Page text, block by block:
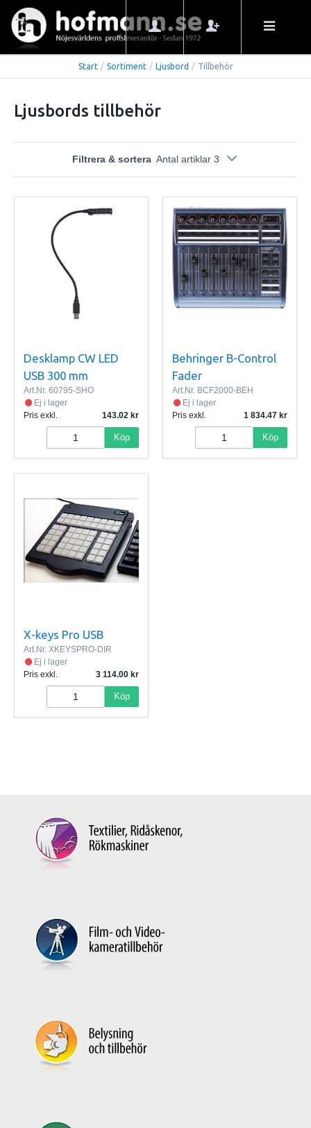
Start / Sortiment / Ljusbord / Tillbehör
Ljusbords tillbehör
Filtrera & sortera Antal artiklar 3
Desklamp CW LED
USB 300 mm
Art.Nr. 60795-SHO
Ej i lager
Pris exkl.
143.02
Köp
Behringer B-Control
Fader
Art.Nr. BCF2000-BEH
Ej i lager
Pris exkl.
1 834.47
Köp
X-keys Pro USB
Art.Nr. XKEYSPRO-DIR
Ej i lager
Pris exkl.
3 114.00
Köp